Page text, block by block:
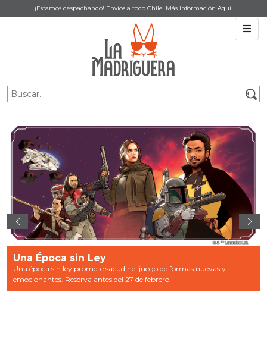
¡Estamos despachando! Envíos a todo Chile. Más información Aquí.
Una Época sin Ley
Una época sin ley promete sacudir el juego de formas nuevas y
emocionantes. Reserva antes del 27 de febrero.